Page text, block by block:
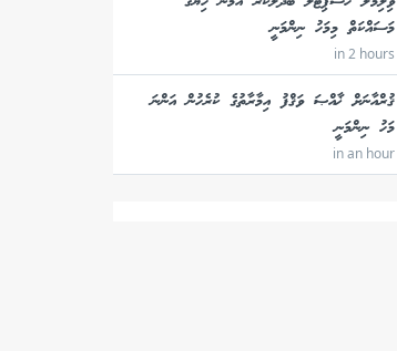
މަސައްކަތް މިމަހު ނިންމަނީ
in 2 hours
ޤުރްއާނަށް ޚާއްޞަ ވަޤްފު އިމާރާތުގެ ކުރެހުން އަންނަ
މަހު ނިންމަނީ
in an hour